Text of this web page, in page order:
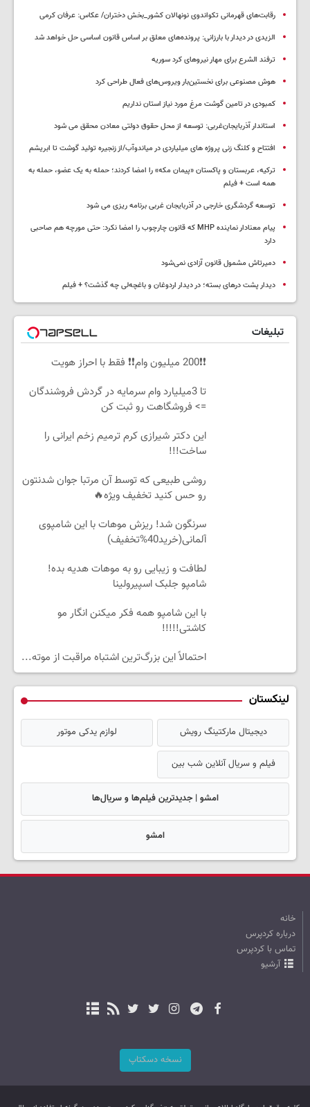
رقابت‌های قهرمانی تکواندوی نونهالان کشور_بخش دختران/ عکاس: عرفان کرمی
الزیدی در دیدار با بارزانی: پرونده‌های معلق بر اساس قانون اساسی حل خواهد شد
ترفند الشرع برای مهار نیروهای کرد سوریه
هوش مصنوعی برای نخستین‌بار ویروس‌های فعال طراحی کرد
کمبودی در تامین گوشت مرغ مورد نیاز استان نداریم
استاندار آذربایجان‌غربی: توسعه از محل حقوق دولتی معادن محقق می شود
افتتاح و کلنگ زنی پروژه های میلیاردی در میاندوآب/از زنجیره تولید گوشت تا ابریشم
ترکیه، عربستان و پاکستان «پیمان مکه» را امضا کردند؛ حمله به یک عضو، حمله به
همه است + فیلم
توسعه گردشگری خارجی در آذربایجان غربی برنامه ریزی می شود
پیام معنادار نماینده MHP که قانون چارچوب را امضا نکرد: حتی مورچه هم صاحبی
دارد
دمیرتاش مشمول قانون آزادی نمی‌شود
دیدار پشت درهای بسته؛ در دیدار اردوغان و باغچه‌لی چه گذشت؟ + فیلم
تبلیغات
❗❗200 میلیون وام❗❗ فقط با احراز هویت
تا 3میلیارد وام سرمایه در گردش فروشندگان
=> فروشگاهت رو ثبت کن
این دکتر شیرازی کرم ترمیم زخم ایرانی را
ساخت!!!
روشی طبیعی که توسط آن مرتبا جوان شدنتون
رو حس کنید تخفیف ویژه🔥
سرنگون شد! ریزش موهات با این شامپوی
آلمانی(خرید40%تخفیف)
لطافت و زیبایی رو به موهات هدیه بده!
شامپو جلبک اسپیرولینا
با این شامپو همه فکر میکنن انگار مو
کاشتی!!!!!
احتمالاً این بزرگ‌ترین اشتباه مراقبت از موته...
لینکستان
دیجیتال مارکتینگ رویش لوازم یدکی موتور
فیلم و سریال آنلاین شب بین
امشو | جدیدترین فیلم‌ها و سریال‌ها
امشو
خانه
درباره کردپرس
تماس با کردپرس
آرشیو
نسخه دسکتاپ